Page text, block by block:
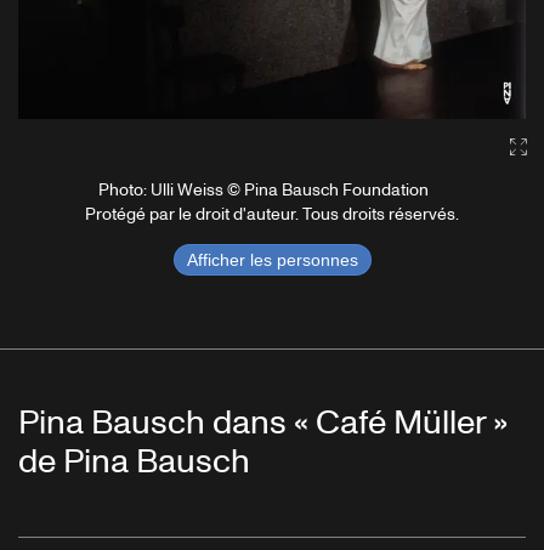
Photo: Ulli Weiss © Pina Bausch Foundation
Protégé par le droit d'auteur. Tous droits réservés.
Afficher les personnes
Pina Bausch dans « Café Müller »
de Pina Bausch